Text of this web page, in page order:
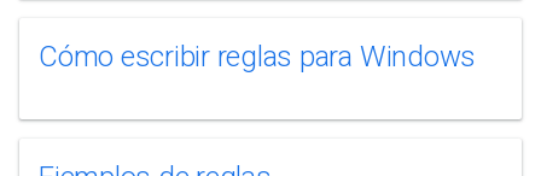
Cómo escribir reglas para Windows